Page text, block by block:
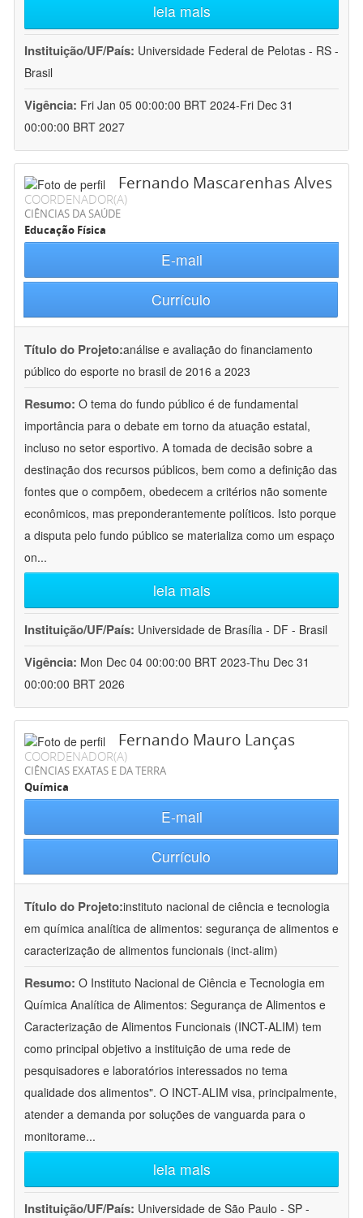
leia mais
Instituição/UF/País: Universidade Federal de Pelotas - RS -
Brasil
Vigência: Fri Jan 05 00:00:00 BRT 2024-Fri Dec 31
00:00:00 BRT 2027
Fernando Mascarenhas Alves
COORDENADOR(A)
CIÊNCIAS DA SAÚDE
Educação Física
E-mail
Currículo
Título do Projeto:análise e avaliação do financiamento
público do esporte no brasil de 2016 a 2023
Resumo: O tema do fundo público é de fundamental
importância para o debate em torno da atuação estatal,
incluso no setor esportivo. A tomada de decisão sobre a
destinação dos recursos públicos, bem como a definição das
fontes que o compõem, obedecem a critérios não somente
econômicos, mas preponderantemente políticos. Isto porque
a disputa pelo fundo público se materializa como um espaço
on...
leia mais
Instituição/UF/País: Universidade de Brasília - DF - Brasil
Vigência: Mon Dec 04 00:00:00 BRT 2023-Thu Dec 31
00:00:00 BRT 2026
Fernando Mauro Lanças
COORDENADOR(A)
CIÊNCIAS EXATAS E DA TERRA
Química
E-mail
Currículo
Título do Projeto:instituto nacional de ciência e tecnologia
em química analítica de alimentos: segurança de alimentos e
caracterização de alimentos funcionais (inct-alim)
Resumo: O Instituto Nacional de Ciência e Tecnologia em
Química Analítica de Alimentos: Segurança de Alimentos e
Caracterização de Alimentos Funcionais (INCT-ALIM) tem
como principal objetivo a instituição de uma rede de
pesquisadores e laboratórios interessados no tema
qualidade dos alimentos". O INCT-ALIM visa, principalmente,
atender a demanda por soluções de vanguarda para o
monitorame...
leia mais
Instituição/UF/País: Universidade de São Paulo - SP -